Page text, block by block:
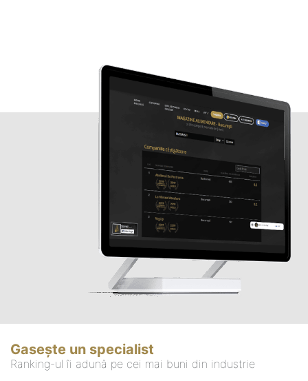
Gasește un specialist
Ranking-ul îi adună pe cei mai buni din industrie